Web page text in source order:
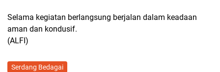
Selama kegiatan berlangsung berjalan dalam keadaan
aman dan kondusif.
(ALFI)
Serdang Bedagai